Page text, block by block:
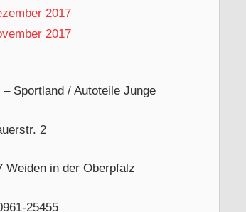
2017
2017
– Sportland / Autoteile Junge
2
Weiden in der Oberpfalz
25455